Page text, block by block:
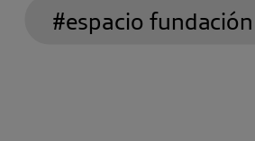
#espacio